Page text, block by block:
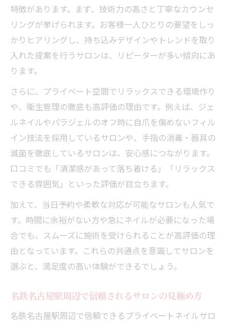
特徴があります。まず、技術力の高さと丁寧なカウンセ
リングが挙げられます。お客様一人ひとりの要望をしっ
かりヒアリングし、持ち込みデザインやトレンドを取り
入れた提案を行うサロンは、リピーターが多い傾向にあ
ります。
さらに、プライベート空間でリラックスできる環境作り
や、衛生管理の徹底も高評価の理由です。例えば、ジェ
ルネイルやパラジェルのオフ時に自爪を傷めないフィル
イン技法を採用しているサロンや、手指の消毒・器具の
滅菌を徹底しているサロンは、安心感につながります。
口コミでも「清潔感があって落ち着ける」「リラックス
できる雰囲気」といった評価が目立ちます。
加えて、当日予約や柔軟な対応が可能なサロンも人気で
す。時間に余裕がない方や急にネイルが必要になった場
合でも、スムーズに施術を受けられることが高評価の理
由となっています。これらの共通点を意識してサロンを
選ぶと、満足度の高い体験ができるでしょう。
名鉄名古屋駅周辺で信頼されるサロンの見極め方
名鉄名古屋駅周辺で信頼できるプライベートネイルサロ